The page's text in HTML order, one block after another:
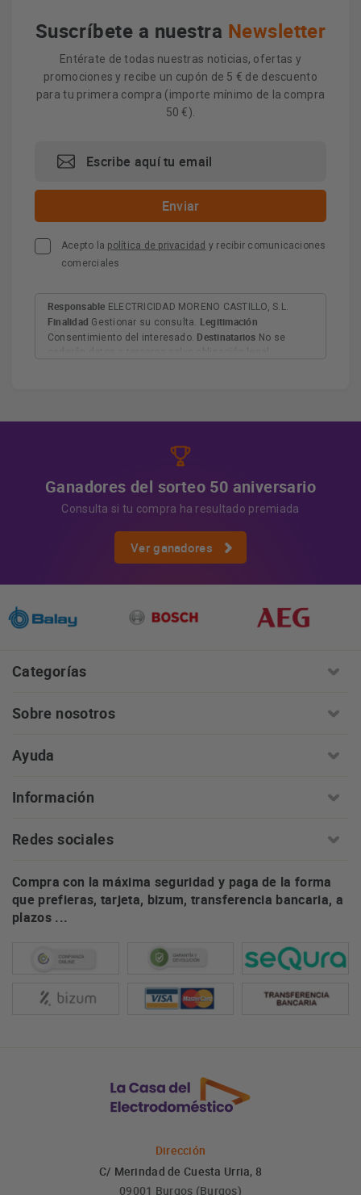
Suscríbete a nuestra Newsletter
Entérate de todas nuestras noticias, ofertas y
promociones y recibe un cupón de 5 € de descuento
para tu primera compra (importe mínimo de la compra
50 €).
Acepto la política de privacidad y recibir comunicaciones
comerciales
Responsable ELECTRICIDAD MORENO CASTILLO, S.L.
Finalidad Gestionar su consulta. Legitimación
Consentimiento del interesado. Destinatarios No se
Ganadores del sorteo 50 aniversario
Consulta si tu compra ha resultado premiada
Ver ganadores
Categorías
Sobre nosotros
Ayuda
Información
Redes sociales
Compra con la máxima seguridad y paga de la forma
que prefieras, tarjeta, bizum, transferencia bancaria, a
plazos ...
Dirección
C/ Merindad de Cuesta Urria, 8
09001 Burgos (Burgos)